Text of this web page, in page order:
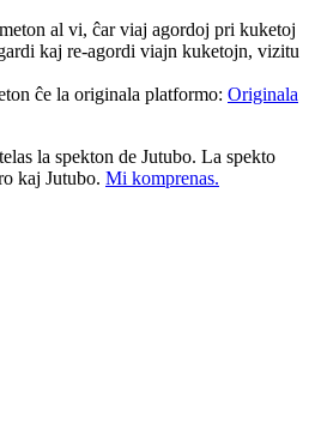
al vi, ĉar viaj agordoj pri kuketoj
kaj re-agordi viajn kuketojn, vizitu
ĉe la originala platformo: Originala
la spekton de Jutubo. La spekto
kaj Jutubo. Mi komprenas.